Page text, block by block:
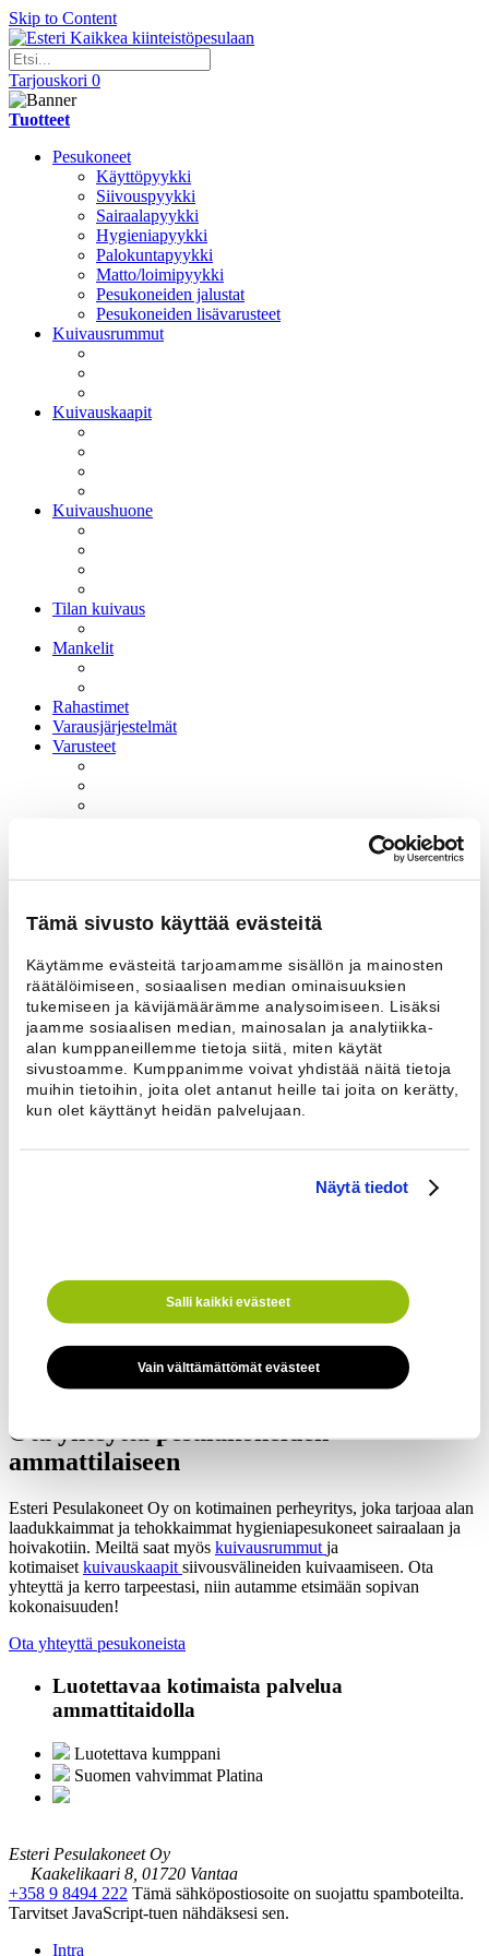
Tämä sivusto käyttää evästeitä
Käytämme evästeitä tarjoamamme sisällön ja mainosten
räätälöimiseen, sosiaalisen median ominaisuuksien
tukemiseen ja kävijämäärämme analysoimiseen. Lisäksi
jaamme sosiaalisen median, mainosalan ja analytiikka-
alan kumppaneillemme tietoja siitä, miten käytät
sivustoamme. Kumppanimme voivat yhdistää näitä tietoja
muihin tietoihin, joita olet antanut heille tai joita on kerätty,
kun olet käyttänyt heidän palvelujaan.
Näytä tiedot
Salli kaikki evästeet
Vain välttämättömät evästeet
Skip to Content
Kaikkea kiinteistöpesulaan
Tarjouskori 0
Tuotteet
Pesukoneet
Käyttöpyykki
Siivouspyykki
Sairaalapyykki
Hygieniapyykki
Palokuntapyykki
Matto/loimipyykki
Pesukoneiden jalustat
Pesukoneiden lisävarusteet
Kuivausrummut
Kuivauskaapit
Kuivaushuone
Tilan kuivaus
Mankelit
Rahastimet
Varausjärjestelmät
Varusteet
Esteri hygieniapesukoneet
Esteri Hygienia pesukoneissa on mm. desinfiointi-, sairaala- sekä
inkontinenssiohjelmat. Trace-Tech ohjelmistolla pesuprosesseista on
saatavissa raportit ja statistiikat, jolloin voidaan varmistua, että
pesuprosessi on ollut vaatimusten mukainen. Meiltä saat läpiseinän
pesevät hygieniapesukoneet.
Kysy lisää pesukoneista
Hygienia ohjelmat
Mitat L90, S114,5 K145,5
Lue lisää
Ota yhteyttä pesulakoneiden
ammattilaiseen
Esteri Pesulakoneet Oy on kotimainen perheyritys, joka tarjoaa alan
laadukkaimmat ja tehokkaimmat hygieniapesukoneet sairaalaan ja
hoivakotiin. Meiltä saat myös kuivausrummut ja
kotimaiset kuivauskaapit siivousvälineiden kuivaamiseen. Ota
yhteyttä ja kerro tarpeestasi, niin autamme etsimään sopivan
kokonaisuuden!
Ota yhteyttä pesukoneista
Luotettavaa kotimaista palvelua
ammattitaidolla
Luotettava kumppani
Suomen vahvimmat Platina
Esteri Pesulakoneet Oy
Kaakelikaari 8, 01720 Vantaa
+358 9 8494 222 Tämä sähköpostiosoite on suojattu spamboteilta.
Tarvitset JavaScript-tuen nähdäksesi sen.
Intra